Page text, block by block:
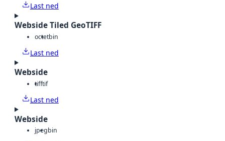
Last ned
Webside Tiled GeoTIFF
octetbin
Last ned
Webside
tifftif
Last ned
Webside
jpegbin